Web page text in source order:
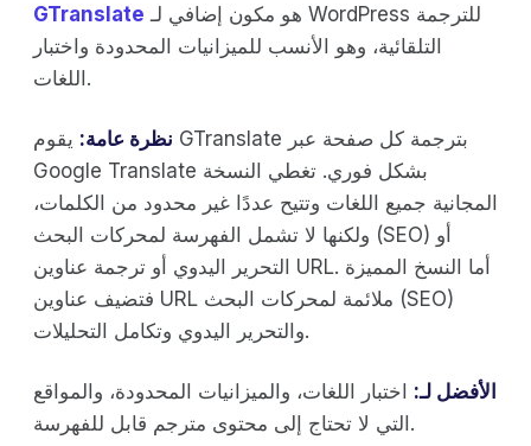
GTranslate
التلقائية، وهو الأنسب للميزانيات المحدودة واختبار
اللغات.
نظرة عامة: يقوم GTranslate بترجمة كل صفحة عبر
Google Translate بشكل فوري. تغطي النسخة
المجانية جميع اللغات وتتيح عددًا غير محدود من الكلمات،
ولكنها لا تشمل الفهرسة لمحركات البحث (SEO) أو
التحرير اليدوي أو ترجمة عناوين URL. أما النسخ المميزة
فتضيف عناوين URL ملائمة لمحركات البحث (SEO)
والتحرير اليدوي وتكامل التحليلات.
الأفضل لـ: اختبار اللغات، والميزانيات المحدودة، والمواقع
التي لا تحتاج إلى محتوى مترجم قابل للفهرسة.